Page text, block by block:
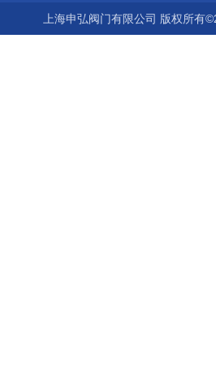
上海申弘阀门有限公司 版权所有